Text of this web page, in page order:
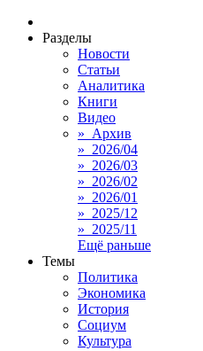
Разделы
Новости
Статьи
Аналитика
Книги
Видео
» Архив
» 2026/04
» 2026/03
» 2026/02
» 2026/01
» 2025/12
» 2025/11
Ещё раньше
Темы
Политика
Экономика
История
Социум
Культура